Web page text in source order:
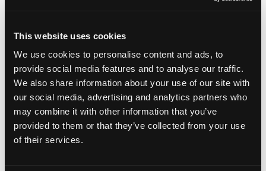
This website uses cookies
We use cookies to personalise content and ads, to
provide social media features and to analyse our traffic.
We also share information about your use of our site with
our social media, advertising and analytics partners who
may combine it with other information that you’ve
provided to them or that they’ve collected from your use
of their services.
Publicado el21 de enero de 2022